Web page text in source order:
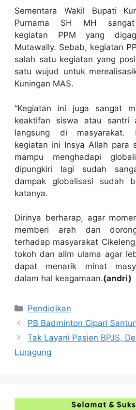
Sementara Wakil Bupati
Purnama SH MH sangat
kegiatan PPM yang
Mutawally. Sebab, kegiatan
salah satu kegiatan yang
satu wujud untuk
Kuningan MAS.
“Kegiatan ini juga sangat
keaktifan siswa atau santri
langsung di masyarakat.
kegiatan ini Insya Allah para
mampu menghadapi
dipungkiri lagi sudah
dampak globalisasi sudah
katanya.
Dirinya berharap, agar
memberi arah dan
terhadap masyarakat
tokoh dan alim ulama agar
dapat menarik minat
dalam hal keagamaan.(andri)
Kategori
Pendidikan
PB Badminton Cipari
Tak Layani Pasien BPJS,
Luragung